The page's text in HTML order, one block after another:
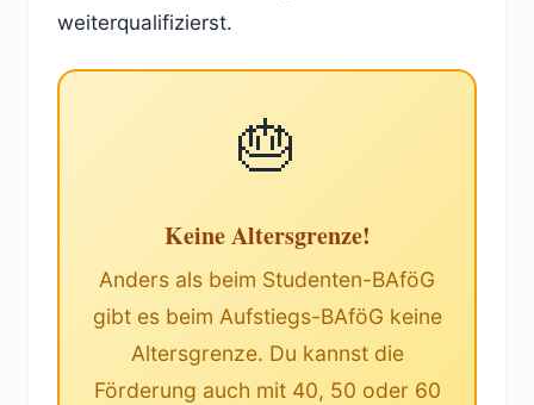
weiterqualifizierst.
🎂
Keine Altersgrenze!
Anders als beim Studenten-BAföG
gibt es beim Aufstiegs-BAföG keine
Altersgrenze. Du kannst die
Förderung auch mit 40, 50 oder 60